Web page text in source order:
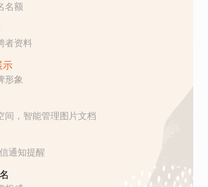
名额
者资料
示
形象
间，智能管理图片文档
通知提醒